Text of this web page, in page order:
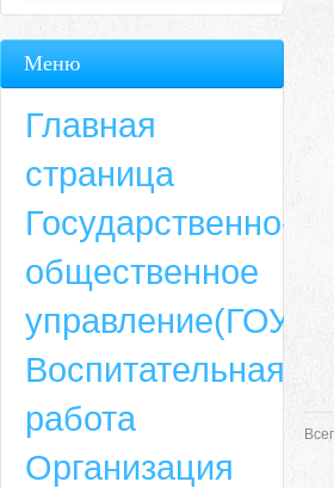
Адрес
659635, Алтайский край, Алтайский
6-49, электронный адрес: aja_70@mail.ru
Меню
Главная
страница
Государственно-
общественное
управление(ГОУ)
Воспитательная
работа
Организация